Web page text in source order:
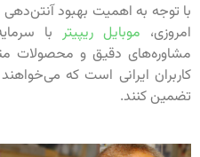
با توجه به اهمیت بهبود آنتن‌دهی
امروزی، موبایل ریپیتر با
مشاوره‌های دقیق و محصولات
کاربران ایرانی است که
تضمین کنند.